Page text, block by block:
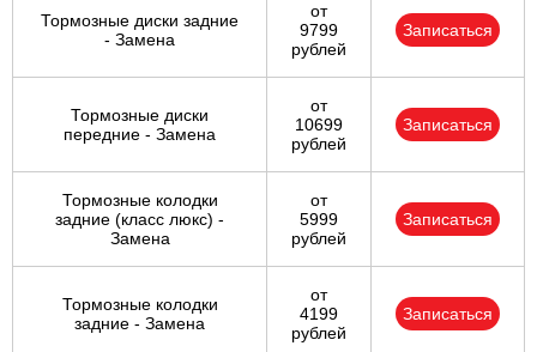
Тормозные диски задние
- Замена
от
9799
рублей
Записаться
Тормозные диски
передние - Замена
от
10699
рублей
Записаться
Тормозные колодки
задние (класс люкс) -
Замена
от
5999
рублей
Записаться
Тормозные колодки
задние - Замена
от
4199
рублей
Записаться